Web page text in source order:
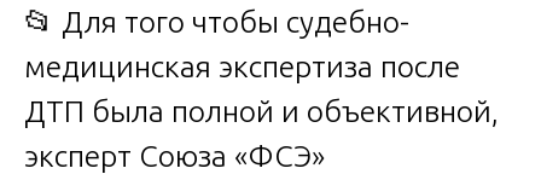
📂 Для того чтобы судебно-
медицинская экспертиза после
ДТП была полной и объективной,
эксперт Союза «ФСЭ»